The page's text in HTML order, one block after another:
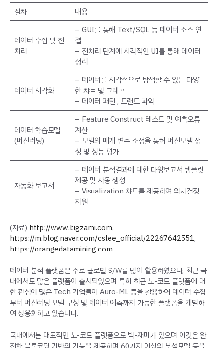
절차 내용
데이터 수집 및 전
처리
– GUI를 통해 Text/SQL 등 데이터 소스 연
결
– 전처리 단계에 시각적인 UI를 통해 데이터
정리
데이터 시각화
– 데이터를 시각적으로 탐색할 수 있는 다양
한 챠트 및 그래프
– 데이터 패턴 , 트랜트 파악
데이터 학습모델
(머신러닝)
– Feature Construct 테스트 및 예측오류
계산
– 모델의 매개 변수 조정을 통해 머신모델 생
성 및 성능 평가
자동화 보고서
– 데이터 분석결과에 대한 다양보고서 템플릿
제공 및 자동 생성
– Visualization 챠트를 제공하여 의사결정
지원
(자료) http://www.bigzami.com,
https://m.blog.naver.com/cslee_official/22267642551,
https://orangedatamining.com
데이터 분석 플랫폼은 주로 글로벌 S/W를 많이 활용하였으나, 최근 국
내에서도 많은 플랫폼이 출시되었으며 특히 최근 노-코드 플랫폼에 대
한 관심에 많은 Tech 기업들이 Auto-ML 등을 활용하여 데이터 수집
부터 머신러닝 모델 구성 및 데이터 예측까지 가능한 플랫폼을 개발하
여 상용화하고 있습니다.
국내에서는 대표적인 노-코드 플랫폼으로 빅-재미가 있으며 이것은 완